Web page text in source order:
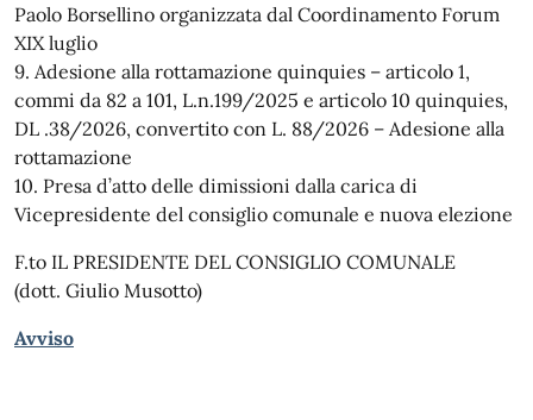
Paolo Borsellino organizzata dal Coordinamento Forum
XIX luglio
9. Adesione alla rottamazione quinquies – articolo 1,
commi da 82 a 101, L.n.199/2025 e articolo 10 quinquies,
DL .38/2026, convertito con L. 88/2026 – Adesione alla
rottamazione
10. Presa d’atto delle dimissioni dalla carica di
Vicepresidente del consiglio comunale e nuova elezione
F.to IL PRESIDENTE DEL CONSIGLIO COMUNALE
(dott. Giulio Musotto)
Avviso